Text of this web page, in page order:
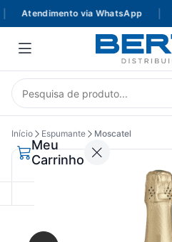
Atendimento via WhatsApp
Meu
Carrinho
Início Espumante Moscatel